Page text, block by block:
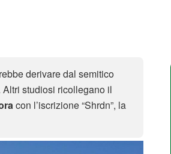
derivare dal semitico
studiosi ricollegano il
con l’iscrizione “Shrdn”, la